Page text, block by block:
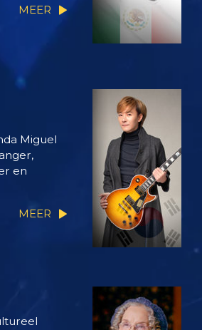
MEER
Miguel
en
MEER